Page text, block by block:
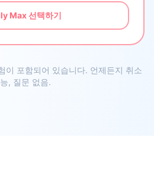
Max 선택하기
이 포함되어 있습니다. 언제든지 취소
, 질문 없음.